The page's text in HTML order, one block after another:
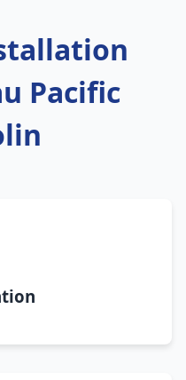
Pacific